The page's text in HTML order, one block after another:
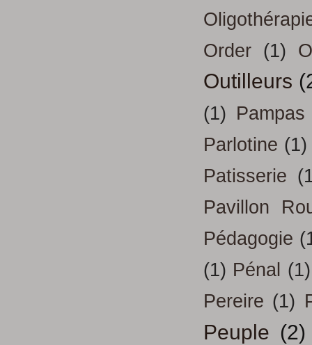
Order (1)
Outilleurs
(1) Pampas
Parlotine (1)
Patisserie
Pavillon
Pédagogie
(1) Pénal (1)
Pereire (1)
Peuple (2)